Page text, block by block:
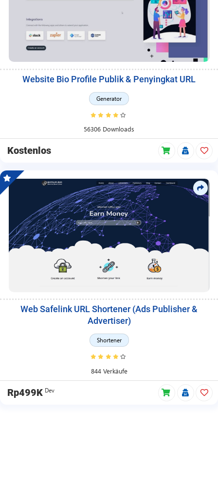
Website Bio Profile Publik & Penyingkat URL
Generator
56306 Downloads
Kostenlos
Web Safelink URL Shortener (Ads Publisher &
Advertiser)
Shortener
844 Verkäufe
Rp499K Dev